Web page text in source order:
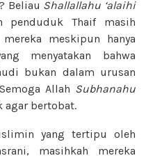
Beliau Shallallahu ‘alaihi
penduduk Thaif masih
meskipun hanya
menyatakan bahwa
bukan dalam urusan
Allah Subhanahu
agar bertobat.
yang tertipu oleh
masihkah mereka